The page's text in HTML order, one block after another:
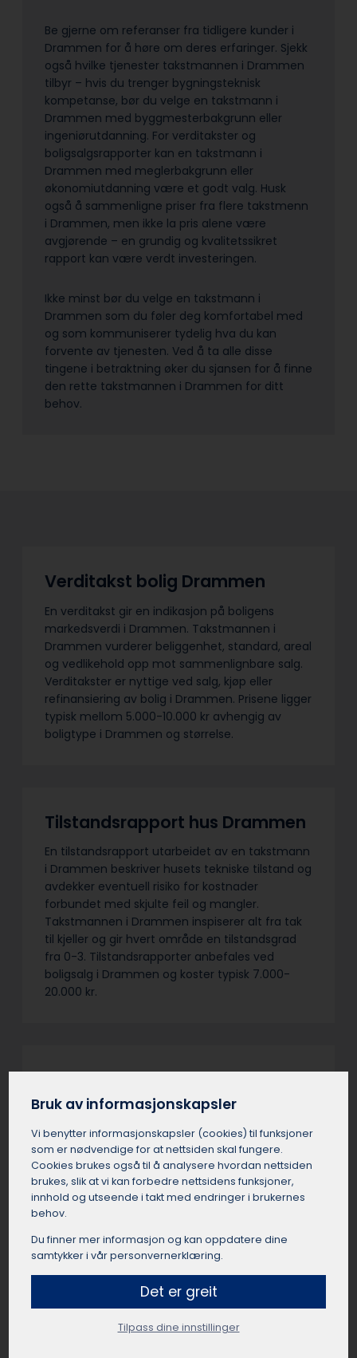
Be gjerne om referanser fra tidligere kunder i
Drammen for å høre om deres erfaringer. Sjekk
også hvilke tjenester takstmannen i Drammen
tilbyr – hvis du trenger bygningsteknisk
kompetanse, bør du velge en takstmann i
Drammen med byggmesterbakgrunn eller
ingeniørutdanning. For verditakster og
boligsalgsrapporter kan en takstmann i
Drammen med meglerbakgrunn eller
økonomiutdanning være et godt valg. Husk
også å sammenligne priser fra flere takstmenn
i Drammen, men ikke la pris alene være
avgjørende – en grundig og kvalitetssikret
rapport kan være verdt investeringen.
Ikke minst bør du velge en takstmann i
Drammen som du føler deg komfortabel med
og som kommuniserer tydelig hva du kan
forvente av tjenesten. Ved å ta alle disse
tingene i betraktning øker du sjansen for å finne
den rette takstmannen i Drammen for ditt
behov.
Verditakst bolig Drammen
En verditakst gir en indikasjon på boligens
markedsverdi i Drammen. Takstmannen i
Drammen vurderer beliggenhet, standard, areal
og vedlikehold opp mot sammenlignbare salg.
Verditakster er nyttige ved salg, kjøp eller
refinansiering av bolig i Drammen. Prisene ligger
typisk mellom 5.000-10.000 kr avhengig av
boligtype i Drammen og størrelse.
Tilstandsrapport hus Drammen
En tilstandsrapport utarbeidet av en takstmann
i Drammen beskriver husets tekniske tilstand og
avdekker eventuell risiko for kostnader
forbundet med skjulte feil og mangler.
Takstmannen i Drammen inspiserer alt fra tak
til kjeller og gir hvert område en tilstandsgrad
fra 0-3. Tilstandsrapporter anbefales ved
boligsalg i Drammen og koster typisk 7.000-
20.000 kr.
Landbrukstakster i Drammen er verdsetting av
gårdseiendommer og krever
spesialkompetanse. Takstmannen i Drammen
vurderer driftsgrunnlag, avkastning, bygninger,
rettigheter og utviklingspotensial.
Landbrukstakster i Drammen brukes ved
kjøp/salg, generasjonsskifte, ekspropriasjon, og
lånesøknader. Prisene starter fra 20.000 kr og
varierer med størrelse og kompleksitet på
Bruk av informasjonskapsler
Vi benytter informasjons­kapsler (cookies) til funksjoner
som er nødvendige for at nettsiden skal fungere.
Cookies brukes også til å analysere hvordan nettsiden
brukes, slik at vi kan forbedre nettsidens funksjoner,
innhold og utseende i takt med endringer i brukernes
behov.
Du finner mer informasjon og kan oppdatere dine
samtykker i vår personvernerklæring.
Det er greit
Tilpass dine innstillinger